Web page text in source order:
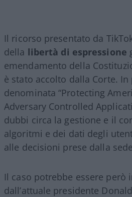
Il ricorso presentato da
della libertà di espressione
emendamento della
è stato accolto dalla Corte.
denominata “Protecting
Adversary Controlled
dubbi circa la gestione e il
algoritmi e dei dati degli
alle decisioni prese dalla
Il caso potrebbe essere però
dall’attuale presidente